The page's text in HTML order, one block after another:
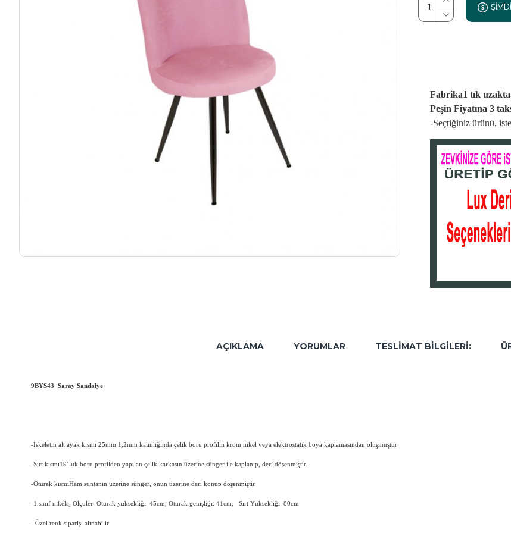
Fabrika1 tık
Peşin Fiyatına 3
-Seçtiğiniz ürünü,
AÇIKLAMA YORUMLAR TESLIMAT BILGILERI:
9BYS43 Saray Sandalye
-İskeletin alt ayak kısmı 25mm 1,2mm kalınlığında çelik boru profilin krom nikel veya elektrostatik boya kaplamasından oluşmuştur
-Sırt kısmı19’luk boru profilden yapılan çelik karkasın üzerine sünger ile kaplanıp, deri döşenmiştir.
-Oturak kısmıHam suntanın üzerine sünger, onun üzerine deri konup döşenmiştir.
-1.sınıf nikelaj Ölçüler: Oturak yüksekliği: 45cm, Oturak genişliği: 41cm, Sırt Yüksekliği: 80cm
- Özel renk siparişi alınabilir.